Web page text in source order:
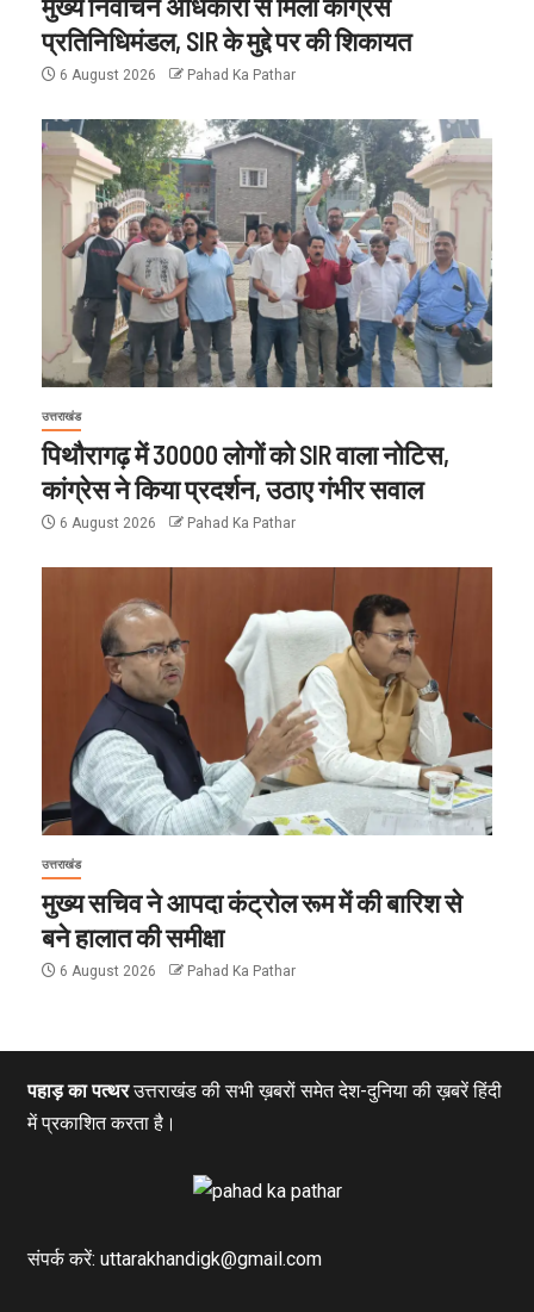
मुख्य निर्वाचन अधिकारी से मिला कांग्रेस
प्रतिनिधिमंडल, SIR के मुद्दे पर की शिकायत
6 August 2026 Pahad Ka Pathar
उत्तराखंड
पिथौरागढ़ में 30000 लोगों को SIR वाला नोटिस,
कांग्रेस ने किया प्रदर्शन, उठाए गंभीर सवाल
6 August 2026 Pahad Ka Pathar
उत्तराखंड
मुख्य सचिव ने आपदा कंट्रोल रूम में की बारिश से
बने हालात की समीक्षा
6 August 2026 Pahad Ka Pathar
पहाड़ का पत्थरउत्तराखंड की सभी ख़बरों समेत देश-दुनिया की ख़बरें हिंदी
में प्रकाशित करता है।
संपर्क करें: uttarakhandigk@gmail.com